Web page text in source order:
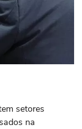
setores
na